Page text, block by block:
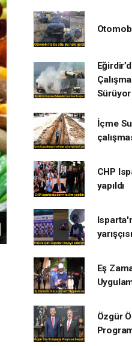
Sürüyor
İçme
CHP
yapıldı
yarışçısı
Eş
Özgür